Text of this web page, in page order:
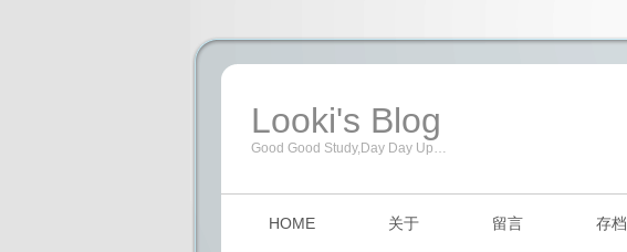
Looki's Blog
Good Good Study,Day Day Up…
HOME 关于 留言 存档